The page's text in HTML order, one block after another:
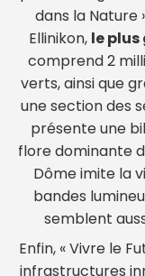
dans la Nature
Ellinikon, le plus
comprend 2
verts, ainsi que
une section des
présente une
flore dominante
Dôme imite la
bandes
semblent
Enfin, « Vivre le
infrastructures